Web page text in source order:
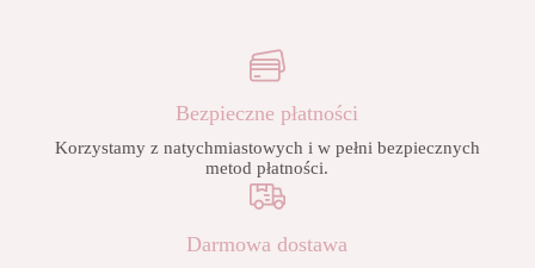
Bezpieczne płatności
Korzystamy z natychmiastowych i w pełni bezpiecznych
metod płatności.
Darmowa dostawa